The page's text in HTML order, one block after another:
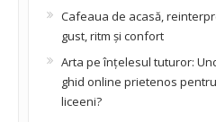
Cafeaua de acasă,
gust, ritm și confort
Arta pe înțelesul tuturor:
ghid online prietenos
liceeni?